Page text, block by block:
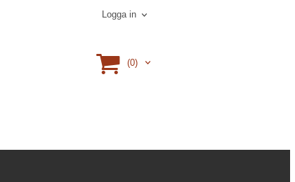
Logga in
(0)